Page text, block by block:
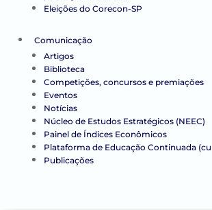
Eleições do Corecon-SP
Comunicação
Artigos
Biblioteca
Competições, concursos e premiações
Eventos
Notícias
Núcleo de Estudos Estratégicos (NEEC)
Painel de Índices Econômicos
Plataforma de Educação Continuada
Publicações